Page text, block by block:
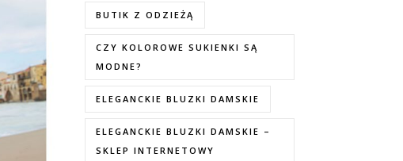
BUTIK Z ODZIEŻĄ
CZY KOLOROWE SUKIENKI SĄ
MODNE?
ELEGANCKIE BLUZKI DAMSKIE
ELEGANCKIE BLUZKI DAMSKIE –
SKLEP INTERNETOWY